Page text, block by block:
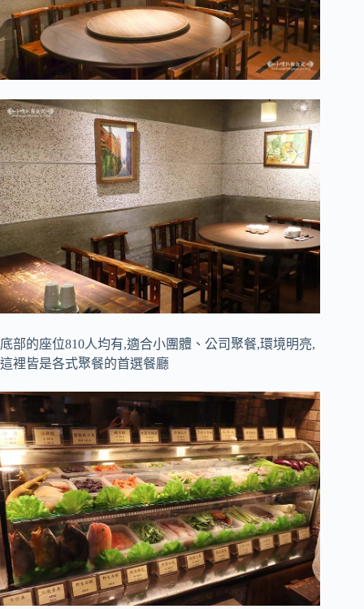
底部的座位810人均有,適合小團體、公司聚餐,環境明亮,
這裡皆是各式聚餐的首選餐廳